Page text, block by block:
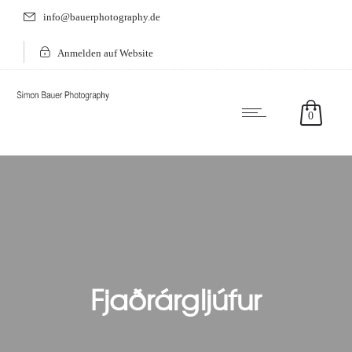
info@bauerphotography.de
Anmelden auf Website
0
Fjaðrárgljúfur